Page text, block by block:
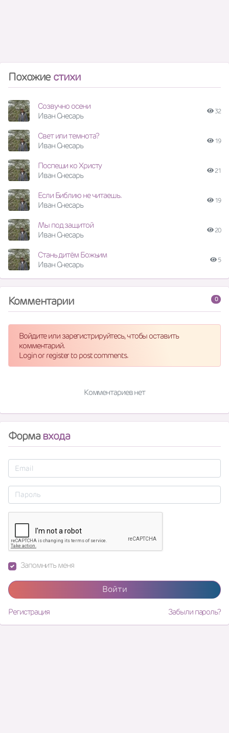
Похожие стихи
Созвучно осени
Иван Снесарь
32
Свет или темнота?
Иван Снесарь
19
Поспеши ко Христу
Иван Снесарь
21
Если Библию не читаешь.
Иван Снесарь
19
Мы под защитой
Иван Снесарь
20
Стань дитём Божьим
Иван Снесарь
5
0
Комментарии
Войдите или зарегистрируйтесь, чтобы оставить
комментарий.
Login or register to post comments.
Комментариев нет
Формавхода
Запомнить меня
Войти
Регистрация Забыли пароль?